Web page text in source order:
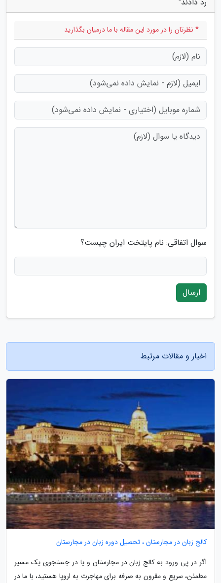
* نظرتان را در مورد این مقاله با ما درمیان بگذارید
سوال اتفاقی: نام پایتخت ایران چیست؟
ارسال
اخبار و مقالات مرتبط
کالج زبان در مجارستان ، تحصیل دوره زبان در مجارستان
اگر در پی ورود به کالج زبان در مجارستان و یا در جستجوی یک مسیر
مطمئن، سریع و مقرون به صرفه برای مهاجرت به اروپا هستید، با ما در